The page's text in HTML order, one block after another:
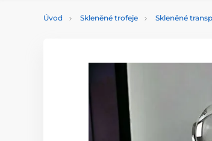
Úvod Skleněné trofeje Skleněné